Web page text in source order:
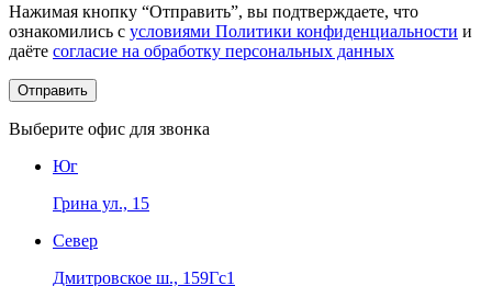
Нажимая кнопку “Отправить”, вы подтверждаете, что
ознакомились с условиями Политики конфиденциальности и
даёте согласие на обработку персональных данных
Выберите офис для звонка
Юг
Грина ул., 15
Север
Дмитровское ш., 159Гс1